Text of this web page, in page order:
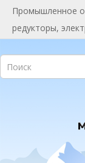
Промышленное
редукторы,